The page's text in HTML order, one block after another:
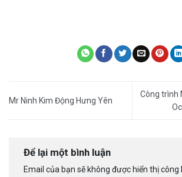
Mr Ninh Kim Động Hưng Yên
Công trình
Để lại một bình luận
Email của bạn sẽ không được hiển thị công